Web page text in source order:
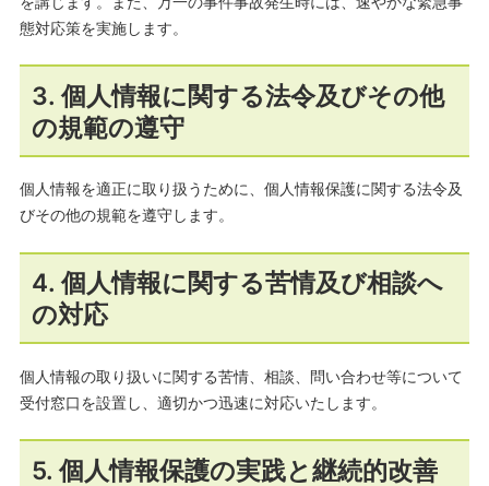
態対応策を実施します。
3. 個人情報に関する法令及びその他
の規範の遵守
個人情報を適正に取り扱うために、個人情報保護に関する法令及
びその他の規範を遵守します。
4. 個人情報に関する苦情及び相談へ
の対応
個人情報の取り扱いに関する苦情、相談、問い合わせ等について
受付窓口を設置し、適切かつ迅速に対応いたします。
5. 個人情報保護の実践と継続的改善